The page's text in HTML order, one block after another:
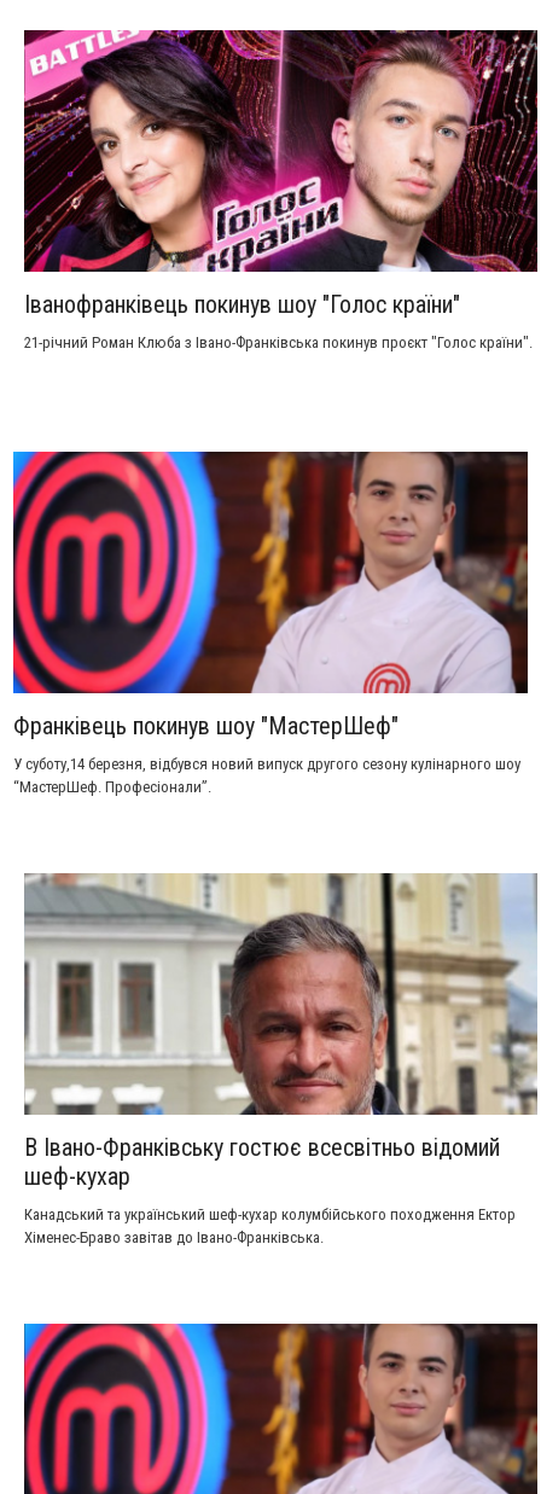
Іванофранківець покинув шоу "Голос країни"
21-річний Роман Клюба з Івано-Франківська покинув проєкт "Голос країни".
Франківець покинув шоу "МастерШеф"
У суботу,14 березня, відбувся новий випуск другого сезону кулінарного шоу
“МастерШеф. Професіонали”.
В Івано-Франківську гостює всесвітньо відомий
шеф-кухар
Канадський та український шеф-кухар колумбійського походження Ектор
Хіменес-Браво завітав до Івано-Франківська.